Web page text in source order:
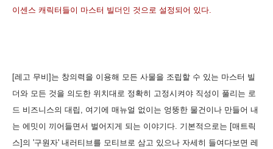
이센스 캐릭터들이 마스터 빌더인 것으로 설정되어 있다.
[레고 무비]는 창의력을 이용해 모든 사물을 조립할 수 있는 마스터 빌
더와 모든 것을 의도한 위치대로 정확히 고정시켜야 직성이 풀리는 로
드 비즈니스의 대립, 여기에 매뉴얼 없이는 엉뚱한 물건이나 만들어 내
는 에밋이 끼어들면서 벌어지게 되는 이야기다. 기본적으로는 [매트릭
스]의 '구원자' 내러티브를 모티브로 삼고 있으나 자세히 들여다보면 레